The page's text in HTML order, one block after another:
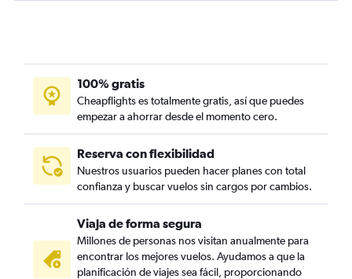
100% gratis
Cheapflights es totalmente gratis, así que puedes
empezar a ahorrar desde el momento cero.
Reserva con flexibilidad
Nuestros usuarios pueden hacer planes con total
confianza y buscar vuelos sin cargos por cambios.
Viaja de forma segura
Millones de personas nos visitan anualmente para
encontrar los mejores vuelos. Ayudamos a que la
planificación de viajes sea fácil, proporcionando